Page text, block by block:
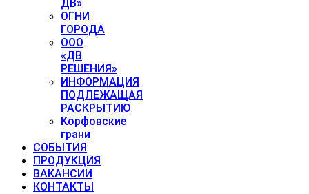
ДВ»
ОГНИ
ГОРОДА
ООО
«ДВ
РЕШЕНИЯ»
ИНФОРМАЦИЯ
ПОДЛЕЖАЩАЯ
РАСКРЫТИЮ
Корфовские
грани
СОБЫТИЯ
ПРОДУКЦИЯ
ВАКАНСИИ
КОНТАКТЫ